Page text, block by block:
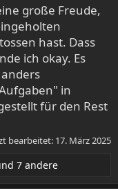
große Freude,
hast. Dass
ich okay. Es
in
für den Rest
bearbeitet: 17. März 2025
7 andere